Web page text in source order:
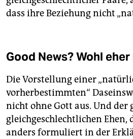
dass ihre Beziehung nicht
Good News? Wohl
Die Vorstellung einer
vorherbestimmten“
nicht ohne Gott aus. Und der
gleichgeschlechtlichen Ehen,
anders formuliert in der